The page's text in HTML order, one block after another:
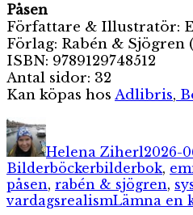
Påsen
Författare & Illustratör:
Förlag: Rabén & Sjögren
ISBN: 9789129748512
Antal sidor: 32
Kan köpas hos Adlibris,
Författare
Helena Ziherl2026-
BilderböckerEtiketter
bilderbok,
påsen, rabén & sjögren,
vardagsrealismLämna en